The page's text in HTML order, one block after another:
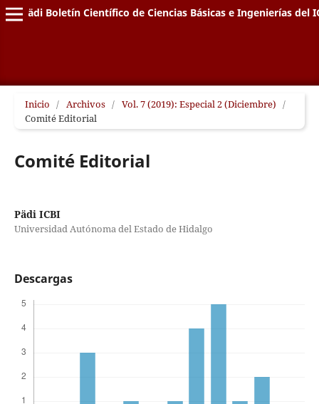
Pädi Boletín Científico de Ciencias Básicas e Ingenierías del
Inicio / Archivos / Vol. 7 (2019): Especial 2 (Diciembre) /
Comité Editorial
Comité Editorial
Pädi ICBI
Universidad Autónoma del Estado de Hidalgo
Descargas